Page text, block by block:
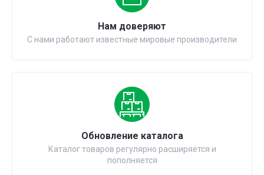
Нам доверяют
С нами работают известные мировые производители
Обновление каталога
Каталог товаров регулярно расширяется и
пополняется